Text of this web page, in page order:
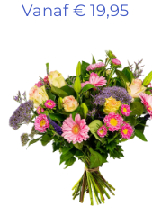
Vanaf € 19,95